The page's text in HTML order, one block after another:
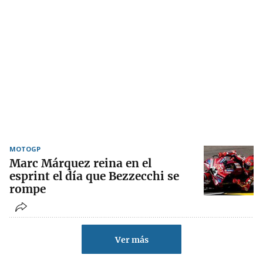
MOTOGP
Marc Márquez reina en el
esprint el día que Bezzecchi se
rompe
Ver más